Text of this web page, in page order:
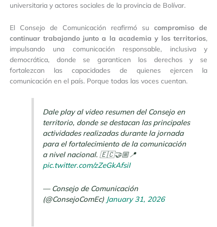
universitaria y actores sociales de la provincia de Bolívar.
El Consejo de Comunicación reafirmó su compromiso de
continuar trabajando junto a la academia y los territorios,
impulsando una comunicación responsable, inclusiva y
democrática, donde se garanticen los derechos y se
fortalezcan las capacidades de quienes ejercen la
comunicación en el país. Porque todas las voces cuentan.
Dale play al video resumen del Consejo en
territorio, donde se destacan las principales
actividades realizadas durante la jornada
para el fortalecimiento de la comunicación
a nivel nacional. 🇪🇨🤝🏼📍
pic.twitter.com/zZeGkAfsiI
— Consejo de Comunicación
(@ConsejoComEc) January 31, 2026